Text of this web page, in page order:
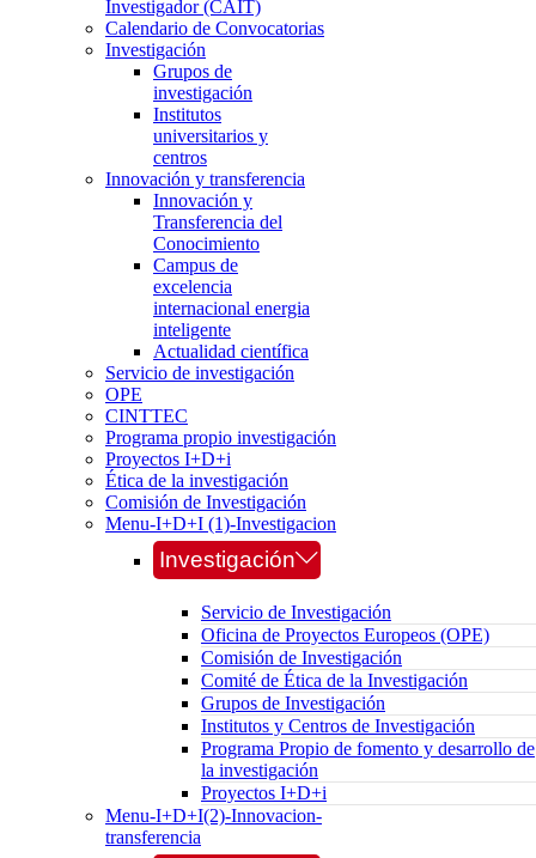
Investigador (CAIT)
Calendario de Convocatorias
Investigación
Grupos de
investigación
Institutos
universitarios y
centros
Innovación y transferencia
Innovación y
Transferencia del
Conocimiento
Campus de
excelencia
internacional energia
inteligente
Actualidad científica
Servicio de investigación
OPE
CINTTEC
Programa propio investigación
Proyectos I+D+i
Ética de la investigación
Comisión de Investigación
Menu-I+D+I (1)-Investigacion
Investigación
Servicio de Investigación
Oficina de Proyectos Europeos (OPE)
Comisión de Investigación
Comité de Ética de la Investigación
Grupos de Investigación
Institutos y Centros de Investigación
Programa Propio de fomento y desarrollo de
la investigación
Proyectos I+D+i
Menu-I+D+I(2)-Innovacion-
transferencia